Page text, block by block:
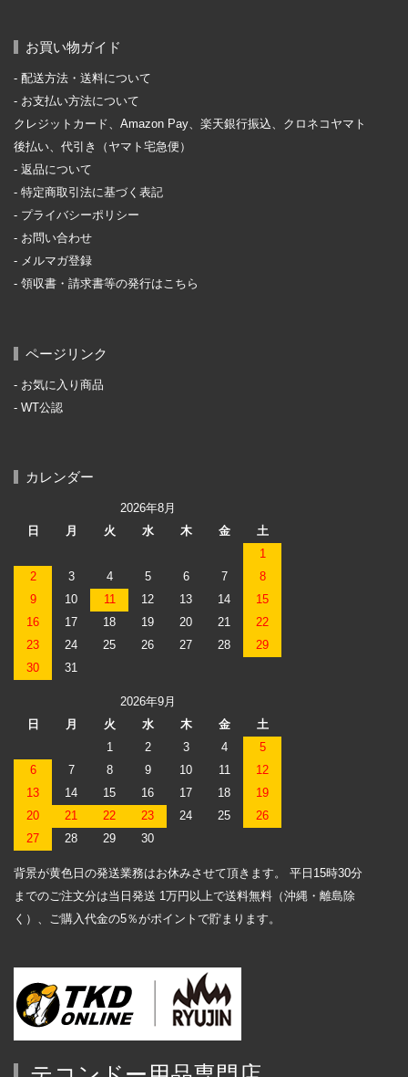
お買い物ガイド
配送方法・送料について
お支払い方法について
クレジットカード、Amazon Pay、楽天銀行振込、クロネコヤマト
後払い、代引き（ヤマト宅急便）
返品について
特定商取引法に基づく表記
プライバシーポリシー
お問い合わせ
メルマガ登録
領収書・請求書等の発行はこちら
ページリンク
お気に入り商品
WT公認
カレンダー
2026年8月
日
月 火 水 木 金
土
1
2
3 4 5 6 7
8
9
10 11 12 13 14
15
16
17 18 19 20 21
22
23
24 25 26 27 28
29
30
31
2026年9月
日
月 火 水 木 金
土
1
2 3 4
5
6
7 8 9 10 11
12
13
14 15 16 17 18
19
20
21 22 23 24 25
26
27
28 29 30
背景が黄色日の発送業務はお休みさせて頂きます。 平日15時30分
までのご注文分は当日発送 1万円以上で送料無料（沖縄・離島除
く）、ご購入代金の5％がポイントで貯まります。